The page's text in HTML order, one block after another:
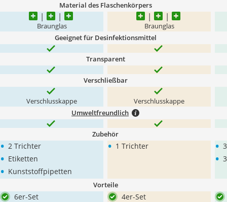
Material des Flaschenkörpers
Braunglas Braunglas
Geeignet für Desinfektionsmittel
Transparent
Verschließbar
Verschlusskappe Verschlusskappe
Umweltfreundlich
Zubehör
• 2 Trichter
• Etiketten
• Kunststoffpipetten
• 1 Trichter •
•
Vorteile
6er-Set
4er-Set